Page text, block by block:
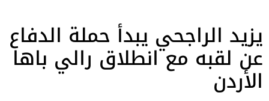
يزيد الراجحي يبدأ حملة الدفاع
عن لقبه مع انطلاق رالي باها
الأردن